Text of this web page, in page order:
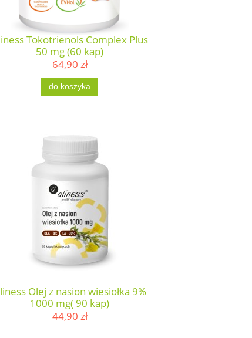
Tokotrienols Complex Plus
50 mg (60 kap)
64,90 zł
do koszyka
Olej z nasion wiesiołka 9%
1000 mg( 90 kap)
44,90 zł